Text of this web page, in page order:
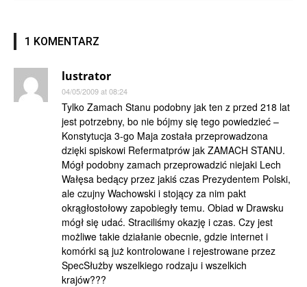
1 KOMENTARZ
lustrator
04/05/2009 at 08:24
Tylko Zamach Stanu podobny jak ten z przed 218 lat
jest potrzebny, bo nie bójmy się tego powiedzieć –
Konstytucja 3-go Maja została przeprowadzona
dzięki spiskowi Refermatprów jak ZAMACH STANU.
Mógł podobny zamach przeprowadzić niejaki Lech
Wałęsa bedący przez jakiś czas Prezydentem Polski,
ale czujny Wachowski i stojący za nim pakt
okrągłostołowy zapobiegły temu. Obiad w Drawsku
mógł się udać. Straciliśmy okazję i czas. Czy jest
możliwe takie działanie obecnie, gdzie internet i
komórki są już kontrolowane i rejestrowane przez
SpecSłużby wszelkiego rodzaju i wszelkich
krajów???